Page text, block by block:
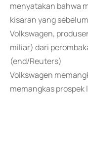
menyatakan bahwa
kisaran yang
Volkswagen,
miliar) dari
(end/Reuters)
Volkswagen
memangkas